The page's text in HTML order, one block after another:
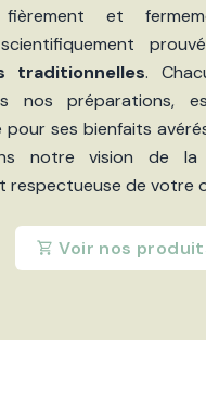
fièrement et
scientifiquement
traditionnelles.
nos préparations,
pour ses bienfaits
notre vision de
respectueuse de votre
Voir nos